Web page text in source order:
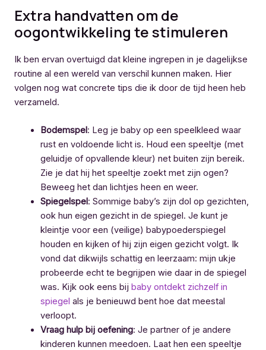
Extra handvatten om de
oogontwikkeling te stimuleren
Ik ben ervan overtuigd dat kleine ingrepen in je dagelijkse
routine al een wereld van verschil kunnen maken. Hier
volgen nog wat concrete tips die ik door de tijd heen heb
verzameld.
Bodemspel: Leg je baby op een speelkleed waar
rust en voldoende licht is. Houd een speeltje (met
geluidje of opvallende kleur) net buiten zijn bereik.
Zie je dat hij het speeltje zoekt met zijn ogen?
Beweeg het dan lichtjes heen en weer.
Spiegelspel: Sommige baby’s zijn dol op gezichten,
ook hun eigen gezicht in de spiegel. Je kunt je
kleintje voor een (veilige) babypoederspiegel
houden en kijken of hij zijn eigen gezicht volgt. Ik
vond dat dikwijls schattig en leerzaam: mijn ukje
probeerde echt te begrijpen wie daar in de spiegel
was. Kijk ook eens bij baby ontdekt zichzelf in
spiegel als je benieuwd bent hoe dat meestal
verloopt.
Vraag hulp bij oefening: Je partner of je andere
kinderen kunnen meedoen. Laat hen een speeltje